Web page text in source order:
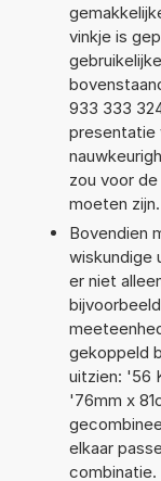
vinkje is
933 333
presentatie
zou voor
moeten zijn.
Bovendien
wiskundige
er niet
gekoppeld
uitzien: '56
'76mm x
elkaar
combinatie.